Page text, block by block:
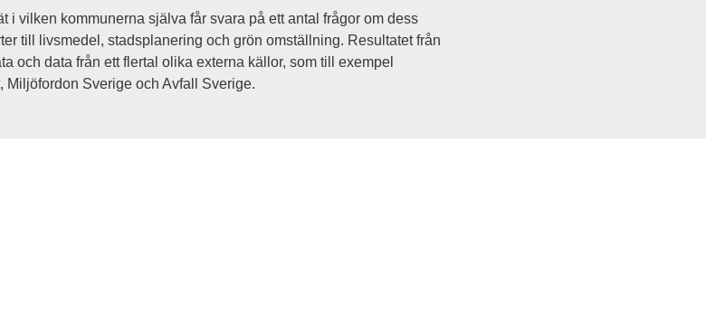
i vilken kommunerna själva får svara på ett antal frågor om dess
till livsmedel, stadsplanering och grön omställning. Resultatet från
och data från ett flertal olika externa källor, som till exempel
Sverige och Avfall Sverige.